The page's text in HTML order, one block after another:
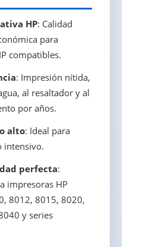
HP: Calidad
para
compatibles.
: Impresión nítida,
al resaltador y al
por años.
alto: Ideal para
intensivo.
perfecta:
impresoras HP
8012, 8015, 8020,
y series